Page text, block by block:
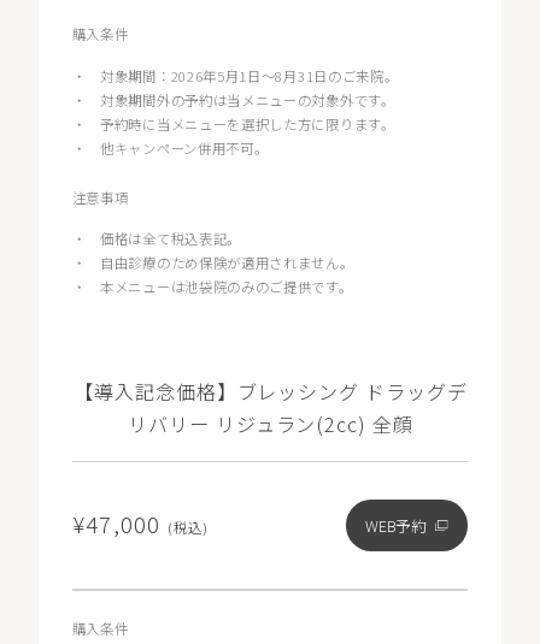
購入条件
・ 対象期間：2026年5月1日〜8月31日のご来院。
・ 対象期間外の予約は当メニューの対象外です。
・予約時に当メニューを選択した方に限ります。
・他キャンペーン併用不可。
注意事項
・価格は全て税込表記。
・
自由診療のため保険が適用されません。
・本メニューは池袋院のみのご提供です。
【導入記念価格】ブレッシング ドラッグデ
リバリー リジュラン(2cc) 全顔
¥47,000 (税込) WEB予約
購入条件